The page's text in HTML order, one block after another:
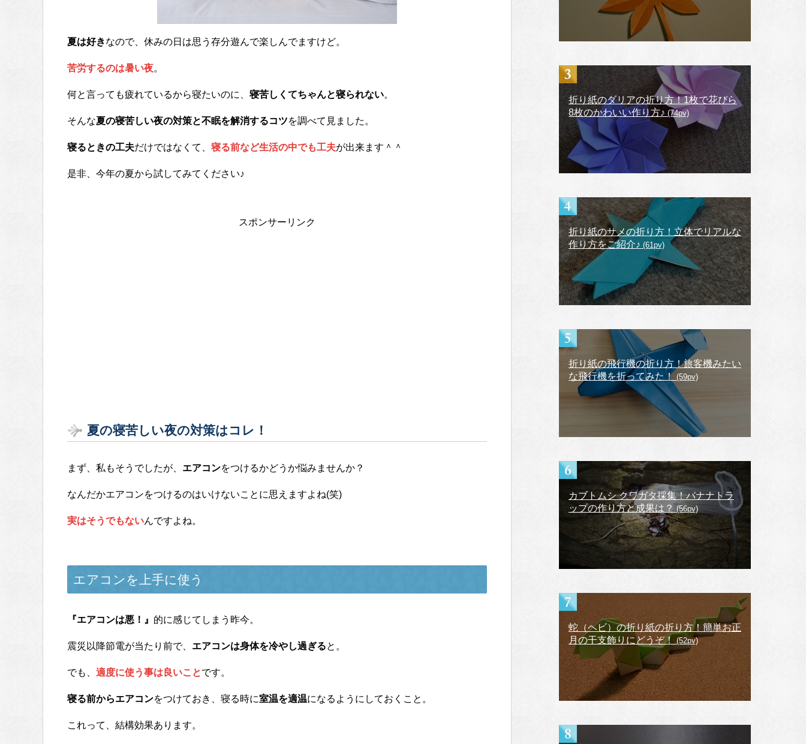
夏は好きなので、休みの日は思う存分遊んで楽しんでますけど。
苦労するのは暑い夜。
何と言っても疲れているから寝たいのに、 寝苦しくてちゃんと寝られない。
そんな夏の寝苦しい夜の対策と不眠を解消するコツを調べて見ました。
寝るときの工夫だけではなくて、 寝る前など生活の中でも工夫が出来ます＾＾
是非、今年の夏から試してみてください♪
スポンサーリンク
夏の寝苦しい夜の対策はコレ！
まず、私もそうでしたが、 エアコンをつけるかどうか悩みませんか？
なんだかエアコンをつけるのはいけないことに思えますよね(笑)
実はそうでもないんですよね。
エアコンを上手に使う
『エアコンは悪！』 的に感じてしまう昨今。
震災以降節電が当たり前で、 エアコンは身体を冷やし過ぎると。
でも、 適度に使う事は良いことです。
寝る前からエアコンをつけておき、寝る時に室温を適温になるようにしておくこと。
これって、結構効果あります。
折り紙のダリアの折り方！1枚で花びら
8枚のかわいい作り方♪ (74pv)
折り紙のサメの折り方！立体でリアルな
作り方をご紹介♪ (61pv)
折り紙の飛行機の折り方！旅客機みたい
な飛行機を折ってみた！ (59pv)
カブトムシ クワガタ採集！バナナトラ
ップの作り方と成果は？ (56pv)
蛇（ヘビ）の折り紙の折り方！簡単お正
月の干支飾りにどうぞ！ (52pv)